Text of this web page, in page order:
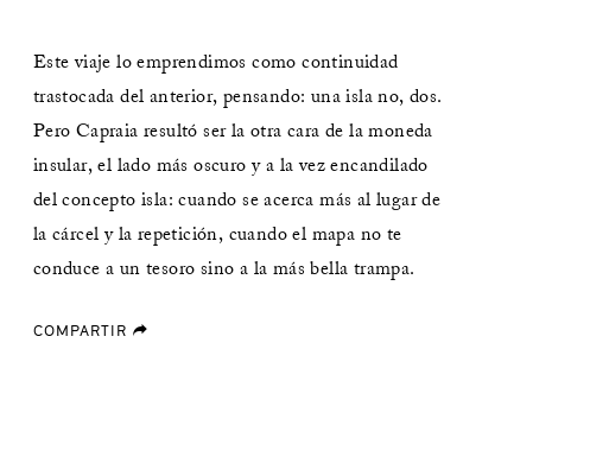
Este viaje lo emprendimos como continuidad
trastocada del anterior, pensando: una isla no, dos.
Pero Capraia resultó ser la otra cara de la moneda
insular, el lado más oscuro y a la vez encandilado
del concepto isla: cuando se acerca más al lugar de
la cárcel y la repetición, cuando el mapa no te
conduce a un tesoro sino a la más bella trampa.
COMPARTIR forward